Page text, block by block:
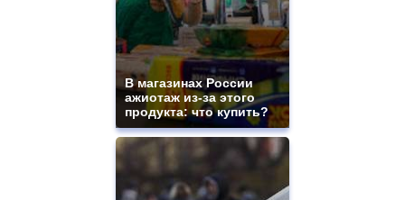
В магазинах России
ажиотаж из-за этого
продукта: что купить?